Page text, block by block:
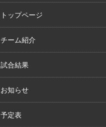
トップページ
チーム紹介
試合結果
お知らせ
予定表